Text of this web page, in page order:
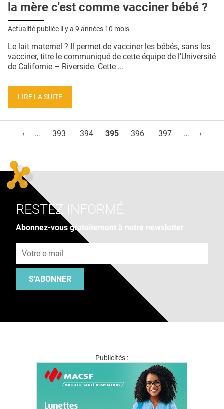
la mère c'est comme vacciner bébé ?
Actualité publiée il y a 9 années 10 mois
Le lait maternel ? Il permet de vacciner les bébés, sans les
vacciner, titre le communiqué de cette équipe de l’Université
de Californie – Riverside. Cette ...
LIRE LA SUITE
‹
… 393 394 395 396 397 … ›
RESTEZ INFORMÉ
Abonnez-vous gratuitement à notre newsletter
S'ABONNER
Publicités :